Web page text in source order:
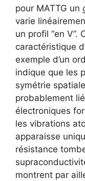
pour MATTG un
varie
un profil “en V”.
caractéristique
exemple d’un
indique que les
symétrie
probablement
électroniques
les vibrations
apparaisse
résistance
montrent par